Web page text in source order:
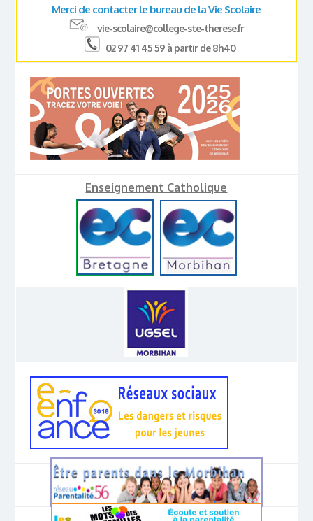
Merci de contacter le bureau de la Vie Scolaire
vie-scolaire@college-ste-therese.fr
02 97 41 45 59 à partir de 8h40
Enseignement Catholique